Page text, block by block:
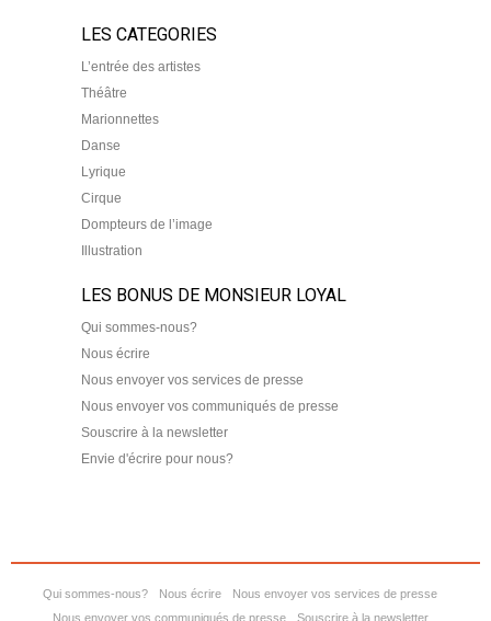
LES CATEGORIES
L’entrée des artistes
Théâtre
Marionnettes
Danse
Lyrique
Cirque
Dompteurs de l’image
Illustration
LES BONUS DE MONSIEUR LOYAL
Qui sommes-nous?
Nous écrire
Nous envoyer vos services de presse
Nous envoyer vos communiqués de presse
Souscrire à la newsletter
Envie d'écrire pour nous?
Qui sommes-nous? Nous écrire
Nous envoyer vos services de presse
Nous envoyer vos communiqués de presse
Souscrire à la newsletter